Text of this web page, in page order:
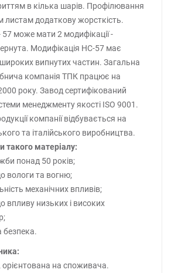
в кілька шарів. Профілювання
листам додаткову жорсткість.
може мати 2 модифікації -
Модифікація НС-57 має
випнутих частин. Загальна
компанія ТПК працює на
року. Завод сертифікований
менеджменту якості ISO 9001.
компанії відбувається на
та італійського виробництва.
такого матеріалу:
понад 50 років;
вологи та вогню;
механічних впливів;
впливу низьких і високих
безпека.
орієнтована на споживача.